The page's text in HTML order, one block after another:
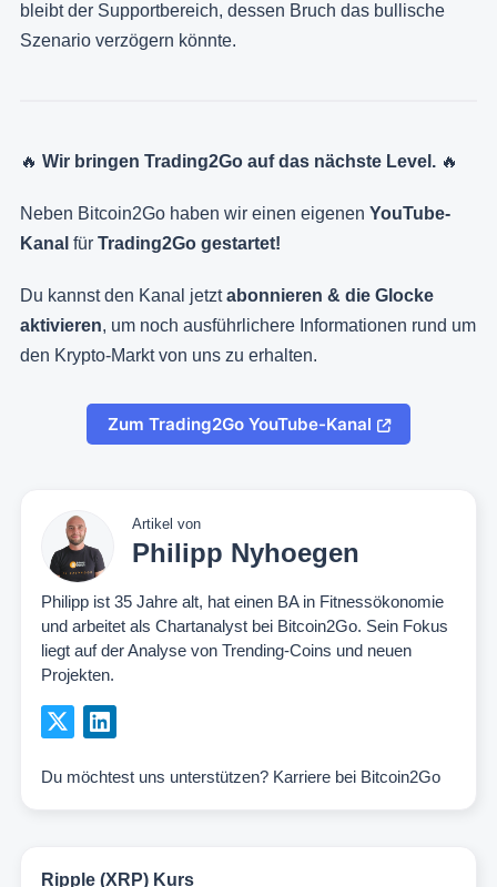
bleibt der Supportbereich, dessen Bruch das bullische
Szenario verzögern könnte.
🔥 Wir bringen Trading2Go auf das nächste Level. 🔥
Neben Bitcoin2Go haben wir einen eigenen YouTube-
Kanal für Trading2Go gestartet!
Du kannst den Kanal jetztabonnieren & die Glocke
aktivieren, um noch ausführlichere Informationen rund um
den Krypto-Markt von uns zu erhalten.
Zum Trading2Go YouTube-Kanal
Artikel von
Philipp Nyhoegen
Philipp ist 35 Jahre alt, hat einen BA in Fitnessökonomie
und arbeitet als Chartanalyst bei Bitcoin2Go. Sein Fokus
liegt auf der Analyse von Trending-Coins und neuen
Projekten.
Du möchtest uns unterstützen? Karriere bei Bitcoin2Go
Ripple (XRP) Kurs